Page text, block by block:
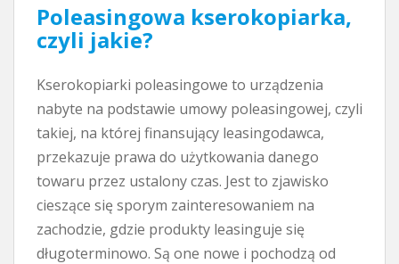
Poleasingowa kserokopiarka,
czyli jakie?
Kserokopiarki poleasingowe to urządzenia
nabyte na podstawie umowy poleasingowej, czyli
takiej, na której finansujący leasingodawca,
przekazuje prawa do użytkowania danego
towaru przez ustalony czas. Jest to zjawisko
cieszące się sporym zainteresowaniem na
zachodzie, gdzie produkty leasinguje się
długoterminowo. Są one nowe i pochodzą od